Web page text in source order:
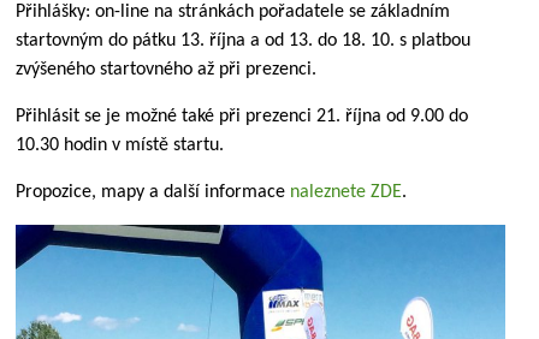
Přihlášky: on-line na stránkách pořadatele se základním
startovným do pátku 13. října a od 13. do 18. 10. s platbou
zvýšeného startovného až při prezenci.
Přihlásit se je možné také při prezenci 21. října od 9.00 do
10.30 hodin v místě startu.
Propozice, mapy a další informace naleznete ZDE.